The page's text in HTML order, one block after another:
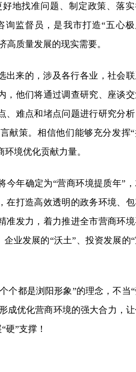
地找准问题、制定政策、落
询监督员，是我市打造“五心
高质量发展的现实需要。
出来的，涉及各行各业，社会
，他们将通过调查研究、座谈
、难点和堵点问题进行研究分
献策。相信他们能够充分发挥
境优化贡献力量。
今年确定为“营商环境提质年”
在打造高效透明的政务环境、
准发力，着力推进全市营商环
业发展的“沃土”、投资发展的
个都是浏阳形象”的理念，不当
成优化营商环境的强大合力，
”支撑！